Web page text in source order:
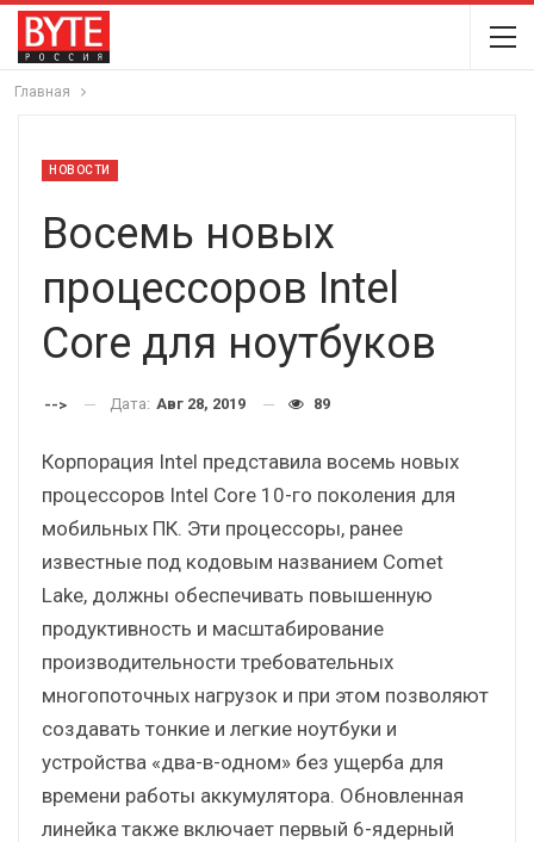
Главная
НОВОСТИ
Восемь новых
процессоров Intel
Core для ноутбуков
--> Дата: Авг 28, 2019 89
Корпорация Intel представила восемь новых
процессоров Intel Core 10-го поколения для
мобильных ПК. Эти процессоры, ранее
известные под кодовым названием Comet
Lake, должны обеспечивать повышенную
продуктивность и масштабирование
производительности требовательных
многопоточных нагрузок и при этом позволяют
создавать тонкие и легкие ноутбуки и
устройства «два-в-одном» без ущерба для
времени работы аккумулятора. Обновленная
линейка также включает первый 6-ядерный